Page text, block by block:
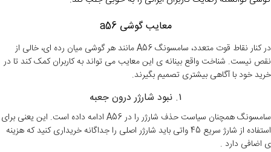
معایب گوشی a56
در کنار نقاط قوت متعدد، سامسونگ A56 مانند هر گوشی میان رده ای، خالی از
نقص نیست. شناخت واقع بینانه ی این معایب می تواند به کاربران کمک کند تا در
خرید خود با آگاهی بیشتری تصمیم بگیرند.
۱. نبود شارژر درون جعبه
سامسونگ همچنان سیاست حذف شارژر را در A56 ادامه داده است. این یعنی برای
استفاده از شارژ سریع 45 واتی باید شارژر اصلی را جداگانه خریداری کنید که هزینه
ی اضافی دارد .